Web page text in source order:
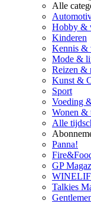
Alle
Hobby &
Kinderen
Kennis &
Mode &
Reizen &
Kunst &
Sport
Voeding
Wonen &
Alle
Panna!
GP
Talkies